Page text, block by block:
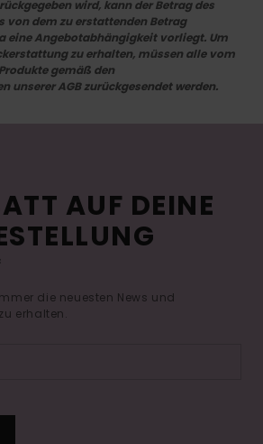
wird, kann der Betrag des
von dem zu erstattenden Betrag
eine Angebotabhängigkeit vorliegt. Um
zu erhalten, müssen alle vom
gemäß den
unserer AGB zurückgesendet werden.
AUF DEINE
die neuesten News und
erhalten.